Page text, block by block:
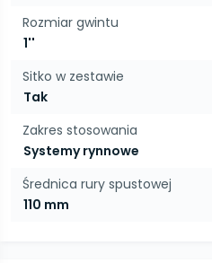
Rozmiar gwintu
1''
Sitko w zestawie
Tak
Zakres stosowania
Systemy rynnowe
Średnica rury spustowej
110 mm